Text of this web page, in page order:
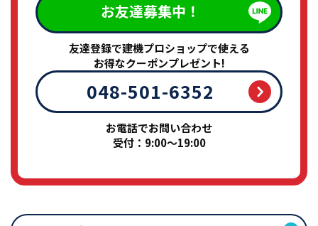
お友達募集中！
友達登録で建機プロショップで使える
お得なクーポンプレゼント!
048-501-6352
お電話でお問い合わせ
受付：9:00～19:00